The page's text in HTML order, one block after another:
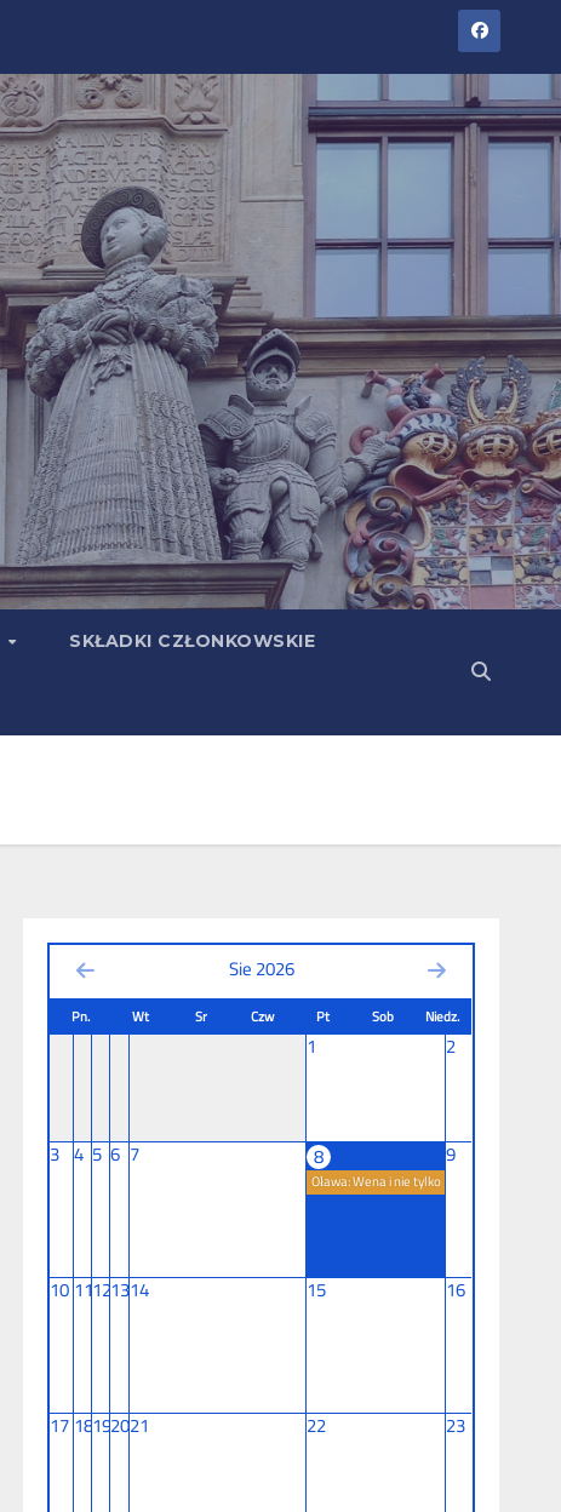
SKŁADKI CZŁONKOWSKIE
Sie 2026
Pn. Wt Sr Czw Pt Sob Niedz.
1 2
3 4 5 6 7 8
Oława: Wena i nie tylko
9
1011121314 15 16
1718192021 22 23